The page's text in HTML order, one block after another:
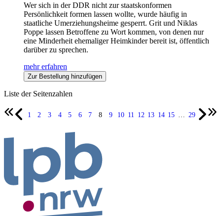
Wer sich in der DDR nicht zur staatskonformen
Persönlichkeit formen lassen wollte, wurde häufig in
staatliche Umerziehungsheime gesperrt. Grit und Niklas
Poppe lassen Betroffene zu Wort kommen, von denen nur
eine Minderheit ehemaliger Heimkinder bereit ist, öffentlich
darüber zu sprechen.
mehr erfahren
Zur Bestellung hinzufügen
Liste der Seitenzahlen
1 2 3 4 5 6 7 8 9 10 11 12 13 14 15 29